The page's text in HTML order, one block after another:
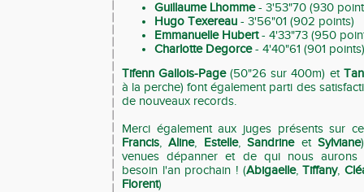
Guillaume Lhomme- 3'53"70 (930
Hugo Texereau - 3'56"01 (902 points)
Emmanuelle Hubert- 4'33"73 (950
Charlotte Degorce- 4'40"61 (901 points)
Tifenn Gallois-Page(50"26 sur 400m) et
à la perche) font également parti des
de nouveaux records.
Merci également aux juges présents sur
Francis,Aline, Estelle,Sandrine etSylviane
venues dépanner et de qui nous aurons
besoin l'an prochain ! (Abigaelle,Tiffany,
Florent)